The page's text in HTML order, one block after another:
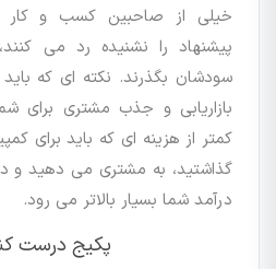
خیلی از صاحبین کسب و کار
پیشنهاد را نشنیده رد می
سودشان بگذرند. نکته ای که
بازاریابی و جذب مشتری برای
کمتر از هزینه ای که باید برای
گذاشتید، به مشتری می دهید
درآمد شما بسیار بالاتر می رود.
پکیج درست